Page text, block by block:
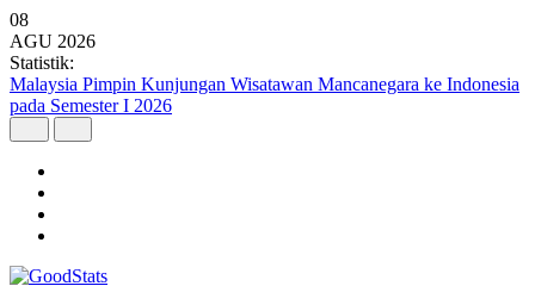
08
AGU 2026
Statistik:
Malaysia Pimpin Kunjungan Wisatawan Mancanegara ke Indonesia
pada Semester I 2026